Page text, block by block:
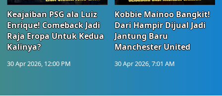
Keajaiban PSG ala Luiz
Enrique! Comeback Jadi
Raja Eropa Untuk Kedua
Kalinya?
30 Apr 2026, 12:00 PM
Kobbie Mainoo Bangkit!
Dari Hampir Dijual Jadi
Jantung Baru
Manchester United
30 Apr 2026, 7:01 AM